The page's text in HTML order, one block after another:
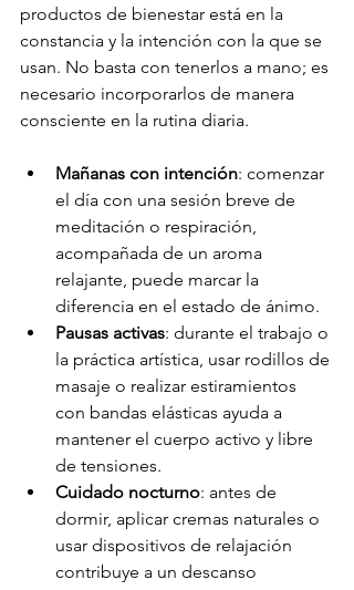
productos de bienestar está en la
constancia y la intención con la que se
usan. No basta con tenerlos a mano; es
necesario incorporarlos de manera
consciente en la rutina diaria.
Mañanas con intención: comenzar
el día con una sesión breve de
meditación o respiración,
acompañada de un aroma
relajante, puede marcar la
diferencia en el estado de ánimo.
Pausas activas: durante el trabajo o
la práctica artística, usar rodillos de
masaje o realizar estiramientos
con bandas elásticas ayuda a
mantener el cuerpo activo y libre
de tensiones.
Cuidado nocturno: antes de
dormir, aplicar cremas naturales o
usar dispositivos de relajación
contribuye a un descanso